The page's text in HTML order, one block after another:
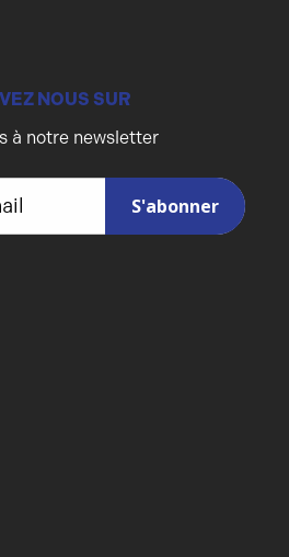
NOUS SUR
à notre newsletter